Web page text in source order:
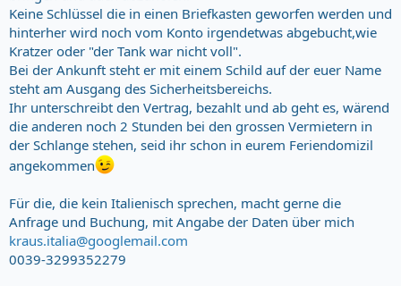
Keine Schlüssel die in einen Briefkasten geworfen werden und
hinterher wird noch vom Konto irgendetwas abgebucht,wie
Kratzer oder "der Tank war nicht voll".
Bei der Ankunft steht er mit einem Schild auf der euer Name
steht am Ausgang des Sicherheitsbereichs.
Ihr unterschreibt den Vertrag, bezahlt und ab geht es, wärend
die anderen noch 2 Stunden bei den grossen Vermietern in
der Schlange stehen, seid ihr schon in eurem Feriendomizil
angekommen
Für die, die kein Italienisch sprechen, macht gerne die
Anfrage und Buchung, mit Angabe der Daten über mich
kraus.italia@googlemail.com
0039-3299352279